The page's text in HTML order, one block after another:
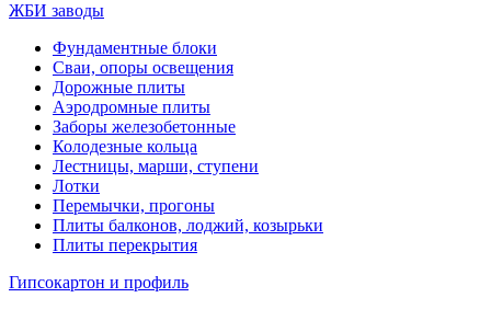
ЖБИ заводы
Фундаментные блоки
Сваи, опоры освещения
Дорожные плиты
Аэродромные плиты
Заборы железобетонные
Колодезные кольца
Лестницы, марши, ступени
Лотки
Перемычки, прогоны
Плиты балконов, лоджий, козырьки
Плиты перекрытия
Гипсокартон и профиль